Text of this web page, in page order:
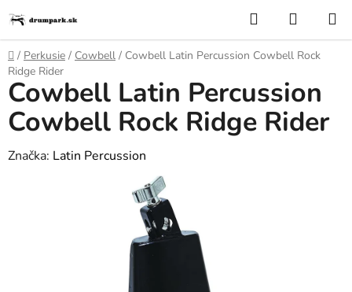
na
obsah
Hľadať
KOŠÍK
Domov
/ Perkusie / Cowbell / Cowbell Latin Percussion Cowbell Rock
Ridge Rider
Cowbell Latin Percussion
Cowbell Rock Ridge Rider
Značka: Latin Percussion